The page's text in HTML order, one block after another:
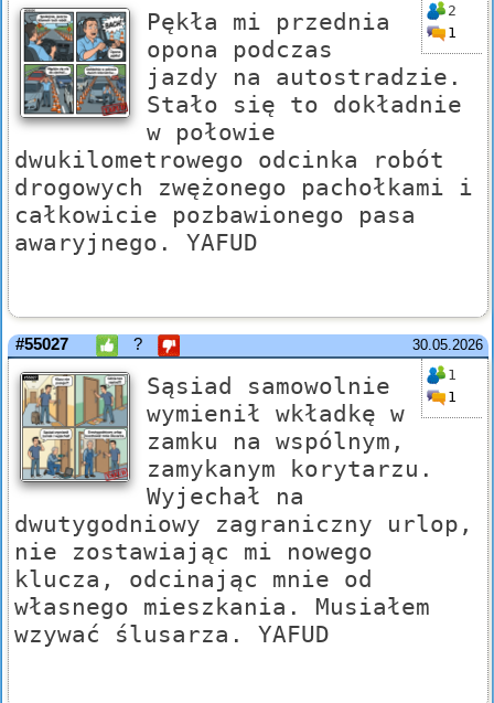
2
1
Pękła mi przednia
opona podczas
jazdy na autostradzie.
Stało się to dokładnie
w połowie
dwukilometrowego odcinka robót
drogowych zwężonego pachołkami i
całkowicie pozbawionego pasa
awaryjnego. YAFUD
30.05.2026
#55027 ?
1
1
Sąsiad samowolnie
wymienił wkładkę w
zamku na wspólnym,
zamykanym korytarzu.
Wyjechał na
dwutygodniowy zagraniczny urlop,
nie zostawiając mi nowego
klucza, odcinając mnie od
własnego mieszkania. Musiałem
wzywać ślusarza. YAFUD